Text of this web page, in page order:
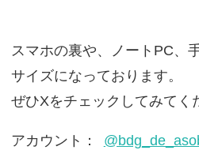
スマホの裏や、ノートPC、
サイズになっております。
ぜひXをチェックしてみて
アカウント：